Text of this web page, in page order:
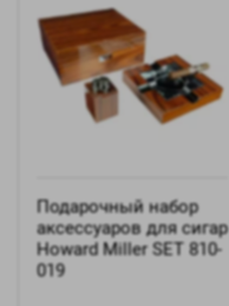
Подарочный набор
аксессуаров для сигар
Howard Miller SET 810-
019